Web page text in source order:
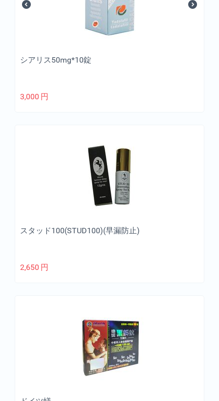
シアリス50mg*10錠
3,000 円
スタッド100(STUD100)(早漏防止)
2,650 円